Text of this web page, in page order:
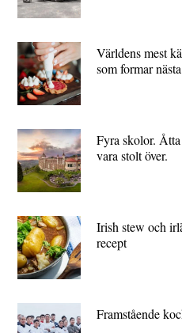
Världens mest
som formar
Fyra skolor.
vara stolt över.
Irish stew och
recept
Framstående